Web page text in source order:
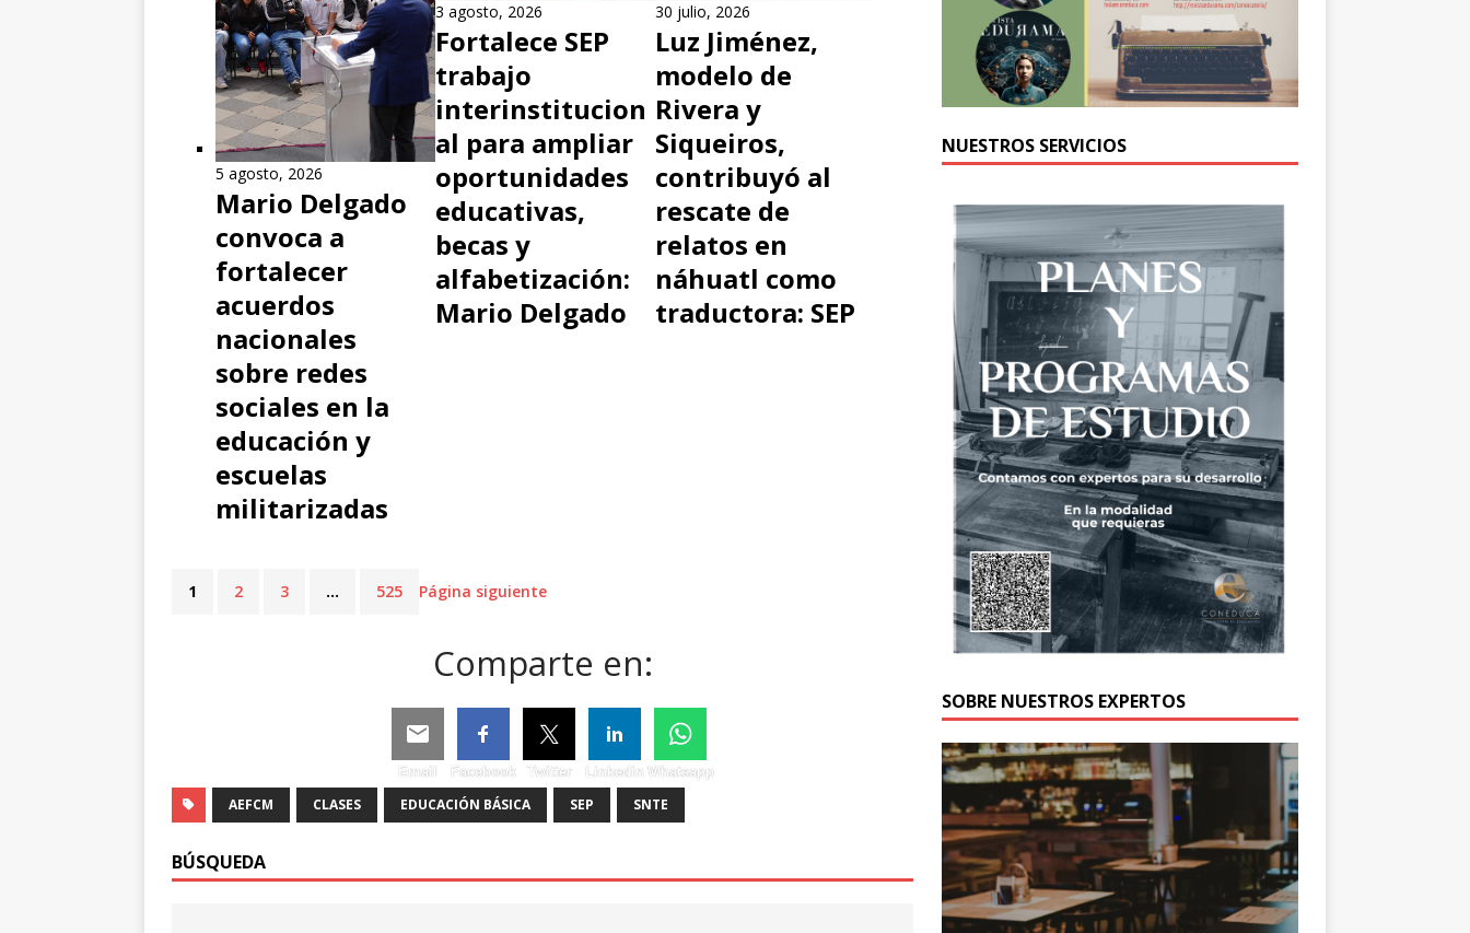
5 agosto, 2026
Mario Delgado
convoca a
fortalecer
acuerdos
nacionales
sobre redes
sociales en la
educación y
escuelas
militarizadas
3 agosto, 2026
Fortalece SEP
trabajo
interinstitucion
al para ampliar
oportunidades
educativas,
becas y
alfabetización:
Mario Delgado
30 julio, 2026
Luz Jiménez,
modelo de
Rivera y
Siqueiros,
contribuyó al
rescate de
relatos en
náhuatl como
traductora: SEP
1 2 3 … 525 Página siguiente
Comparte en:
Email Facebook Twitter Linkedin Whatsapp
AEFCM CLASES EDUCACIÓN BÁSICA SEP SNTE
BÚSQUEDA
NUESTROS SERVICIOS
SOBRE NUESTROS EXPERTOS